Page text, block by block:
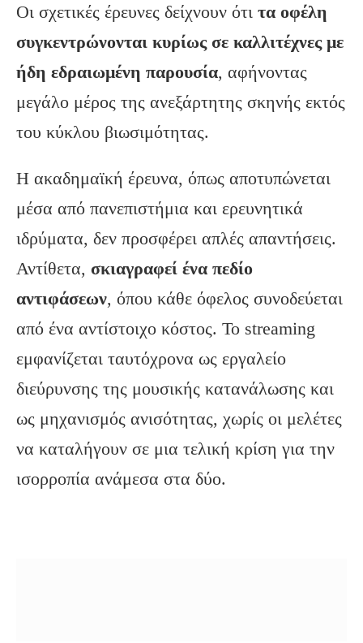
Οι σχετικές έρευνες δείχνουν ότι τα οφέλη
συγκεντρώνονται κυρίως σε καλλιτέχνες με
ήδη εδραιωμένη παρουσία, αφήνοντας
μεγάλο μέρος της ανεξάρτητης σκηνής εκτός
του κύκλου βιωσιμότητας.
Η ακαδημαϊκή έρευνα, όπως αποτυπώνεται
μέσα από πανεπιστήμια και ερευνητικά
ιδρύματα, δεν προσφέρει απλές απαντήσεις.
Αντίθετα, σκιαγραφεί ένα πεδίο
αντιφάσεων, όπου κάθε όφελος συνοδεύεται
από ένα αντίστοιχο κόστος. Το streaming
εμφανίζεται ταυτόχρονα ως εργαλείο
διεύρυνσης της μουσικής κατανάλωσης και
ως μηχανισμός ανισότητας, χωρίς οι μελέτες
να καταλήγουν σε μια τελική κρίση για την
ισορροπία ανάμεσα στα δύο.